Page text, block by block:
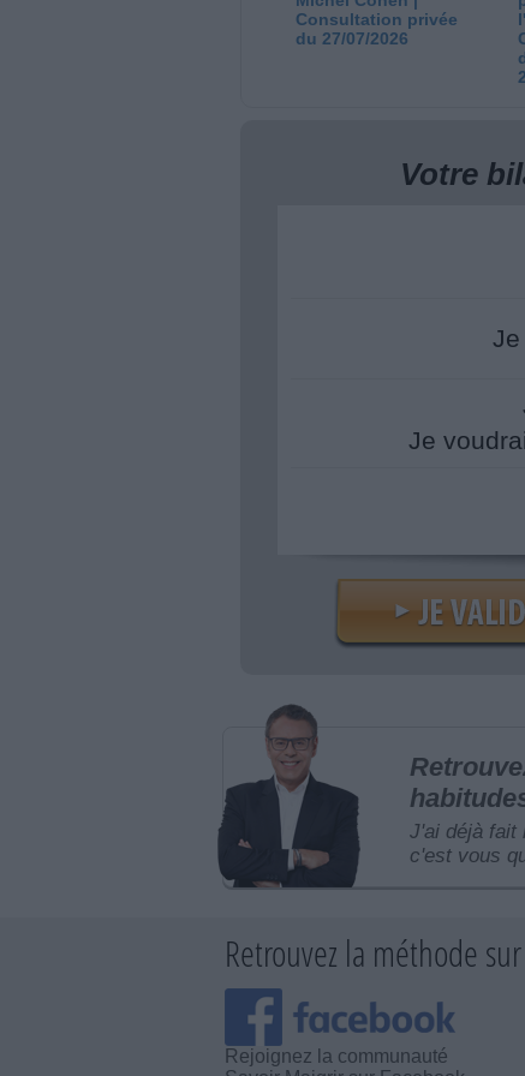
Consultation privée
du 27/07/2026
Votre
Je
Je
J'ai déjà fait
c'est vous
Retrouvez la méthode sur
Rejoignez la communauté